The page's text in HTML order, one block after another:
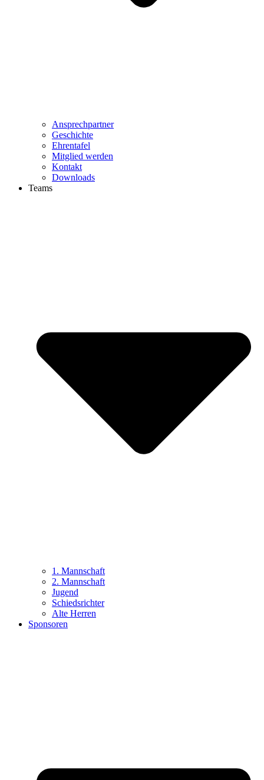
Ansprechpartner
Geschichte
Ehrentafel
Mitglied werden
Kontakt
Downloads
Teams
1. Mannschaft
2. Mannschaft
Jugend
Schiedsrichter
Alte Herren
Sponsoren